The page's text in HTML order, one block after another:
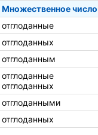
Множественное число
отглоданные
отглоданных
отглоданным
отглоданные
отглоданных
отглоданными
отглоданных